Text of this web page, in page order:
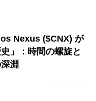
Nexus ($CNX) が
」：時間の螺旋と
淵